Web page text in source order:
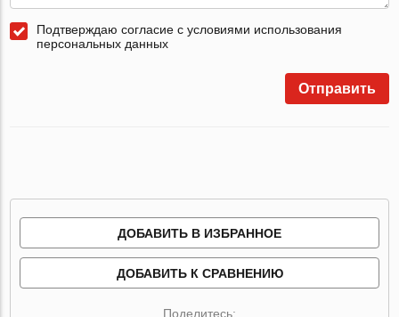
Подтверждаю согласие с условиями использования
персональных данных
Отправить
ДОБАВИТЬ В ИЗБРАННОЕ
ДОБАВИТЬ К СРАВНЕНИЮ
Поделитесь: